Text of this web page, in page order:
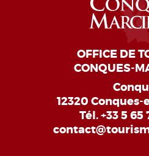
OFFICE DE
CONQUES-
12320
Tél.+33 5